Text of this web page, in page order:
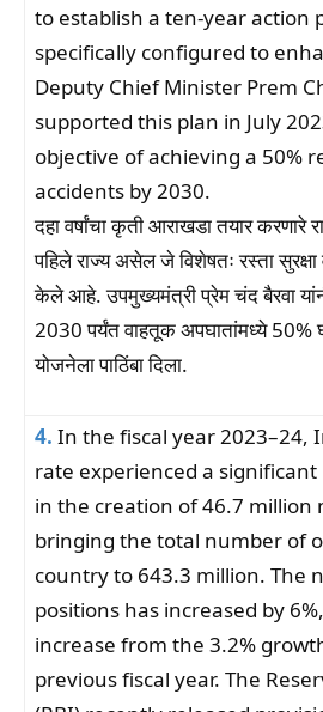
to establish a ten-year action
specifically configured to
Deputy Chief Minister Prem
supported this plan in July
objective of achieving a 50%
accidents by 2030.
दहा वर्षांचा कृती आराखडा तयार करणारे
पहिले राज्य असेल जे विशेषतः रस्ता सुरक्षा
केले आहे. उपमुख्यमंत्री प्रेम चंद बैरवा
2030 पर्यंत वाहतूक अपघातांमध्ये 50%
योजनेला पाठिंबा दिला.
4. In the fiscal year 2023–24,
rate experienced a
in the creation of 46.7 million
bringing the total number of
country to 643.3 million. The
positions has increased by
increase from the 3.2%
previous fiscal year. The